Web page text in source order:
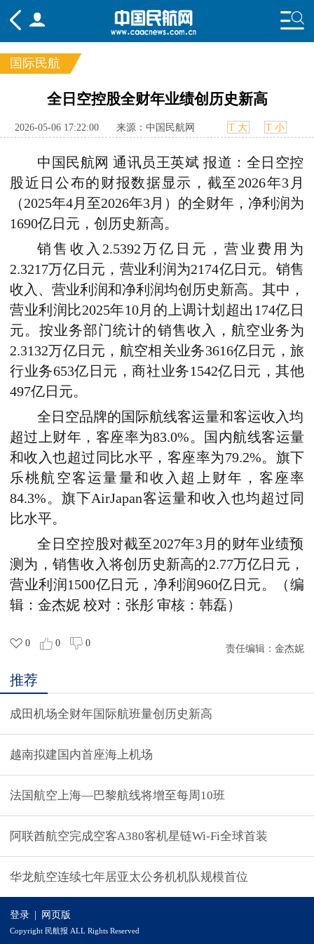
国内 国际
行业
国际民航
全日空控股全财年业绩创历史新高
2026-05-06 17:22:00 来源：中国民航网 T 大 T 小
中国民航网 通讯员王英斌 报道：全日空控
股近日公布的财报数据显示，截至2026年3月
（2025年4月至2026年3月）的全财年，净利润为
1690亿日元，创历史新高。
销售收入2.5392万亿日元，营业费用为
2.3217万亿日元，营业利润为2174亿日元。销售
收入、营业利润和净利润均创历史新高。其中，
营业利润比2025年10月的上调计划超出174亿日
元。按业务部门统计的销售收入，航空业务为
2.3132万亿日元，航空相关业务3616亿日元，旅
行业务653亿日元，商社业务1542亿日元，其他
497亿日元。
全日空品牌的国际航线客运量和客运收入均
超过上财年，客座率为83.0%。国内航线客运量
和收入也超过同比水平，客座率为79.2%。旗下
乐桃航空客运量量和收入超上财年，客座率
84.3%。旗下AirJapan客运量和收入也均超过同
比水平。
全日空控股对截至2027年3月的财年业绩预
测为，销售收入将创历史新高的2.77万亿日元，
营业利润1500亿日元，净利润960亿日元。（编
辑：金杰妮 校对：张彤 审核：韩磊）
0 0 0
责任编辑： 金杰妮
推荐
成田机场全财年国际航班量创历史新高
越南拟建国内首座海上机场
法国航空上海—巴黎航线将增至每周10班
阿联酋航空完成空客A380客机星链Wi-Fi全球首装
华龙航空连续七年居亚太公务机机队规模首位
登录 网页版
Copyright 民航报 ALL Rights Reserved